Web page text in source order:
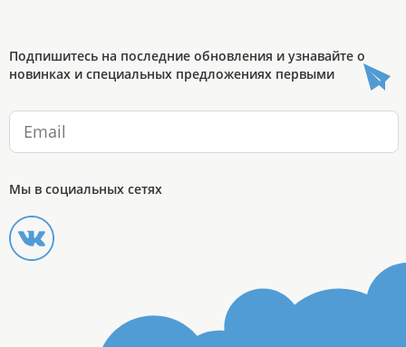
Подпишитесь на последние обновления и узнавайте о
новинках и специальных предложениях первыми
Мы в социальных сетях